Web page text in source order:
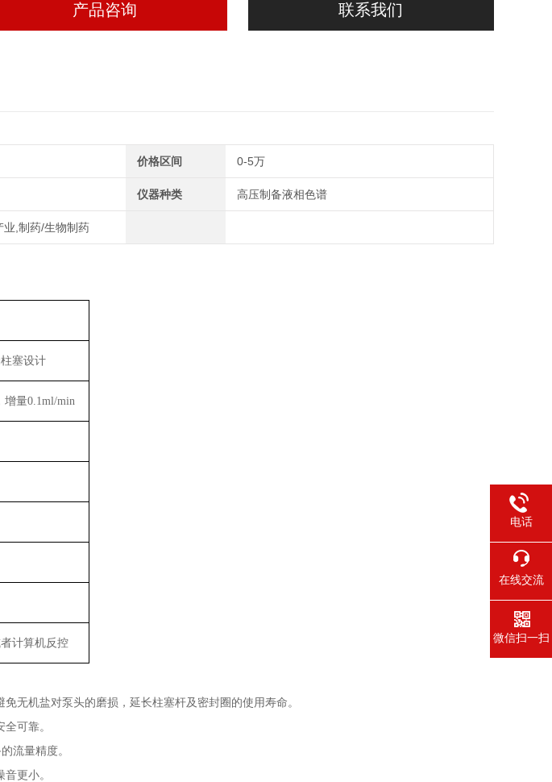
产品咨询 联系我们
价格区间 0-5万
仪器种类 高压制备液相色谱
业,制药/生物制药
塞设计
增量0.1ml/min
计算机反控
无机盐对泵头的磨损，延长柱塞杆及密封圈的使用寿命。
可靠。
流量精度。
更小。
电话
在线交流
微信扫一扫